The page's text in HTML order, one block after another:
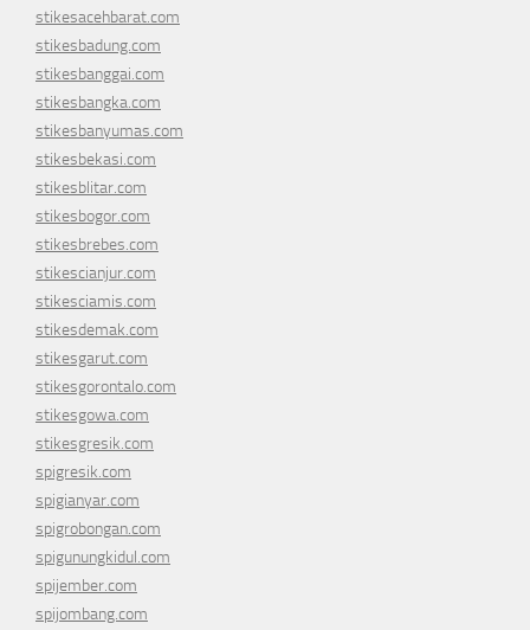
stikesacehbarat.com
stikesbadung.com
stikesbanggai.com
stikesbangka.com
stikesbanyumas.com
stikesbekasi.com
stikesblitar.com
stikesbogor.com
stikesbrebes.com
stikescianjur.com
stikesciamis.com
stikesdemak.com
stikesgarut.com
stikesgorontalo.com
stikesgowa.com
stikesgresik.com
spigresik.com
spigianyar.com
spigrobongan.com
spigunungkidul.com
spijember.com
spijombang.com